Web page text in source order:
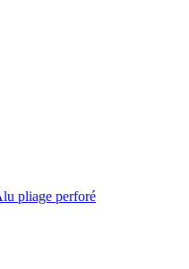
pliage perforé